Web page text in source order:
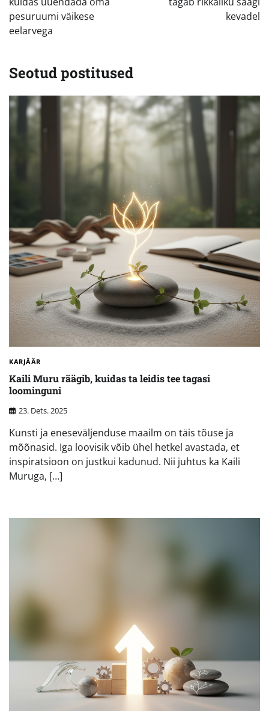
pesuruumi väikese
eelarvega
kevadel
Seotud postitused
KARJÄÄR
Kaili Muru räägib, kuidas ta leidis tee tagasi
loominguni
23. Dets. 2025
Kunsti ja eneseväljenduse maailm on täis tõuse ja
mõõnasid. Iga loovisik võib ühel hetkel avastada, et
inspiratsioon on justkui kadunud. Nii juhtus ka Kaili
Muruga, […]